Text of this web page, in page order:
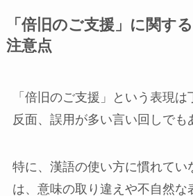
「倍旧のご支援」に関す
注意点
「倍旧のご支援」という表現
反面、誤用が多い言い回しでも
特に、漢語の使い方に慣れてい
は、意味の取り違えや不自然な